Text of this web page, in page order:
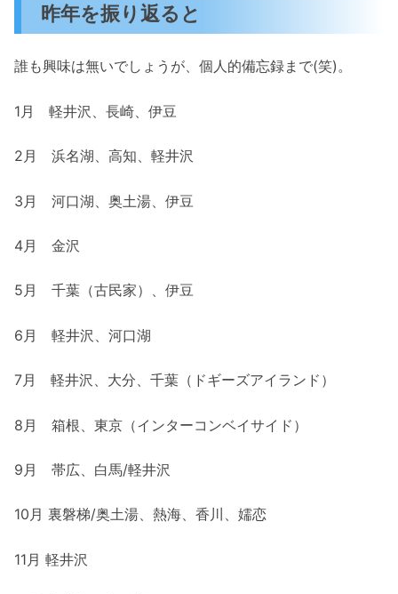
昨年を振り返ると
誰も興味は無いでしょうが、個人的備忘録まで(笑)。
1月 軽井沢、長崎、伊豆
2月 浜名湖、高知、軽井沢
3月 河口湖、奥土湯、伊豆
4月 金沢
5月 千葉（古民家）、伊豆
6月 軽井沢、河口湖
7月 軽井沢、大分、千葉（ドギーズアイランド）
8月 箱根、東京（インターコンベイサイド）
9月 帯広、白馬/軽井沢
10月 裏磐梯/奥土湯、熱海、香川、嬬恋
11月 軽井沢